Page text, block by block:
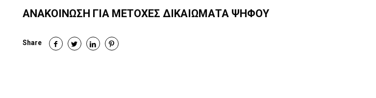
ΑΝΑΚΟΙΝΩΣΗ ΓΙΑ ΜΕΤΟΧΕΣ ΔΙΚΑΙΩΜΑΤΑ ΨΗΦΟΥ
Share